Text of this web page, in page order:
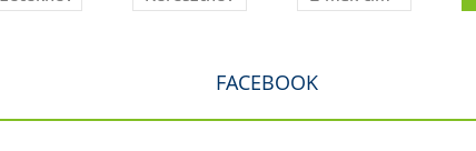
FACEBOOK